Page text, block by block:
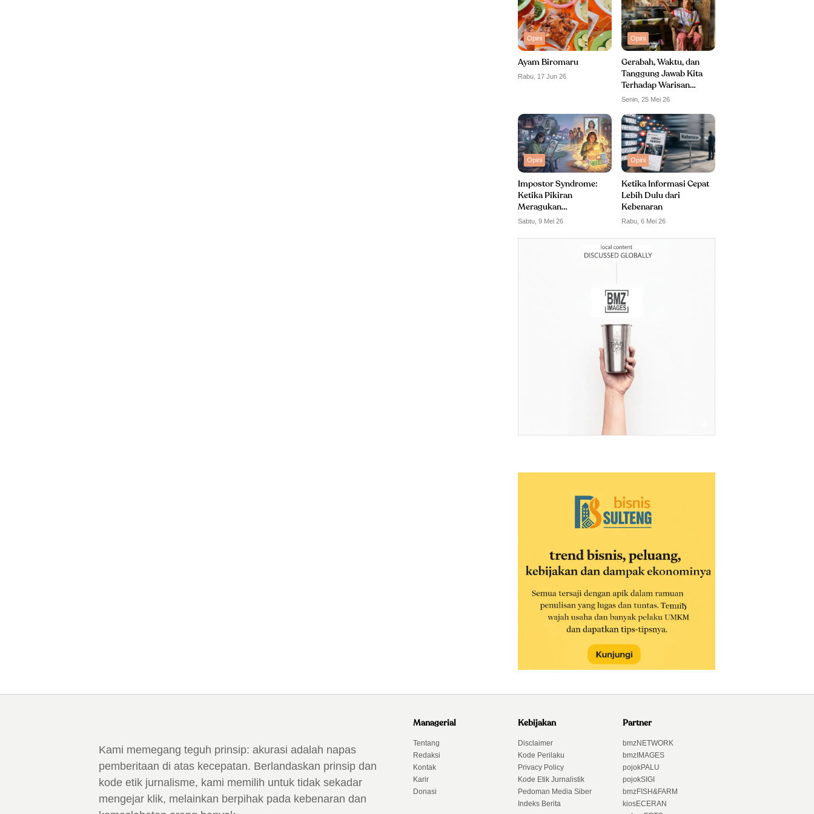
Opini
Ayam Biromaru
Rabu, 17 Jun 26
Opini
Gerabah, Waktu, dan
Tanggung Jawab Kita
Terhadap Warisan
Budaya
Senin, 25 Mei 26
Opini
Impostor Syndrome:
Ketika Pikiran
Meragukan
Kemampuan Diri
Sabtu, 9 Mei 26
Opini
Ketika Informasi Cepat
Lebih Dulu dari
Kebenaran
Rabu, 6 Mei 26
Kami memegang teguh prinsip: akurasi adalah napas
pemberitaan di atas kecepatan. Berlandaskan prinsip dan
kode etik jurnalisme, kami memilih untuk tidak sekadar
mengejar klik, melainkan berpihak pada kebenaran dan
Managerial
Tentang
Redaksi
Kontak
Karir
Donasi
Kebijakan
Disclaimer
Kode Perilaku
Privacy Policy
Kode Etik Jurnalistik
Pedoman Media Siber
Indeks Berita
Partner
bmzNETWORK
bmzIMAGES
pojokPALU
pojokSIGI
bmzFISH&FARM
kiosECERAN